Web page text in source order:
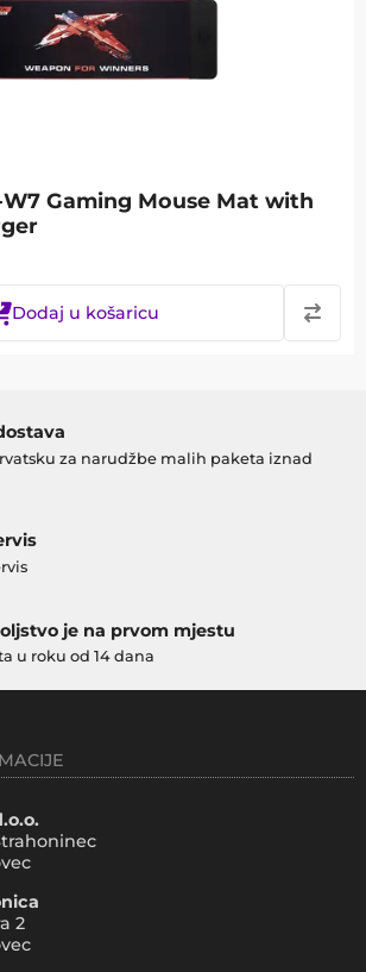
W7 Gaming Mouse Mat with
Dodaj u košaricu
za narudžbe malih paketa iznad
je na prvom mjestu
u roku od 14 dana
2